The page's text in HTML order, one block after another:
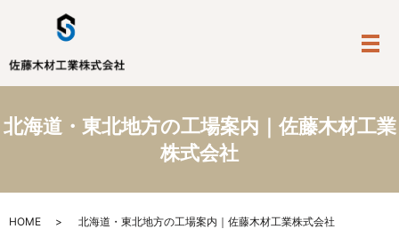
メ
北海道・東北地方の工場案内｜佐藤木材工業
株式会社
HOME 北海道・東北地方の工場案内｜佐藤木材工業株式会社